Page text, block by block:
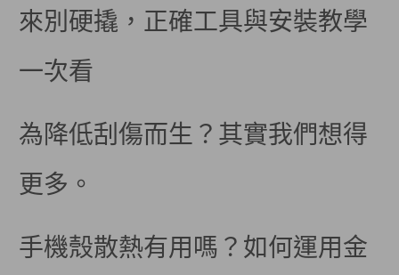
來別硬撬，正確工具與安裝教學
一次看
為降低刮傷而生？其實我們想得
更多。
手機殼散熱有用嗎？如何運用金